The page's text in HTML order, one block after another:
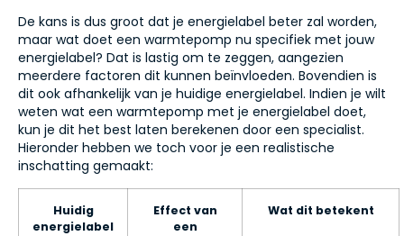
De kans is dus groot dat je energielabel beter zal worden,
maar wat doet een warmtepomp nu specifiek met jouw
energielabel? Dat is lastig om te zeggen, aangezien
meerdere factoren dit kunnen beïnvloeden. Bovendien is
dit ook afhankelijk van je huidige energielabel. Indien je wilt
weten wat een warmtepomp met je energielabel doet,
kun je dit het best laten berekenen door een specialist.
Hieronder hebben we toch voor je een realistische
inschatting gemaakt:
Huidig
energielabel
Effect van
een
Wat dit betekent